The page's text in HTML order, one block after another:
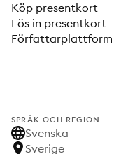
Köp presentkort
Lös in presentkort
Författarplattform
SPRÅK OCH REGION
Svenska
Sverige